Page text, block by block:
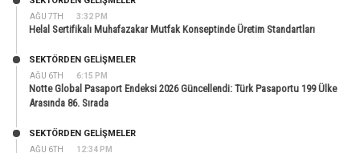
AĞU 7TH 3:32 PM
Helal Sertifikalı Muhafazakar Mutfak Konseptinde Üretim Standartları
AĞU 6TH 6:15 PM
SEKTÖRDEN GELIŞMELER
Notte Global Pasaport Endeksi 2026 Güncellendi: Türk Pasaportu 199 Ülke
Arasında 86. Sırada
AĞU 6TH 12:34 PM
SEKTÖRDEN GELIŞMELER